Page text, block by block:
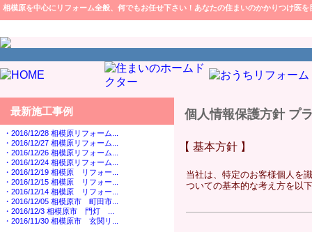
相模原を中心にリフォーム全般、何でもお任せ下さい！あなたの住まいのかかりつけ医を
最新施工事例
・2016/12/28 相模原リフォーム...
・2016/12/27 相模原リフォーム...
・2016/12/26 相模原リフォーム...
・2016/12/24 相模原リフォーム...
・2016/12/19 相模原 リフォー...
・2016/12/15 相模原 リフォー...
・2016/12/14 相模原 リフォー...
・2016/12/05 相模原市 町田市...
・2016/12/3 相模原市 門灯 ...
・2016/11/30 相模原市 玄関リ...
個人情報保護方針 プ
【 基本方針 】
当社は、特定のお客様個人を
ついての基本的な考え方を以